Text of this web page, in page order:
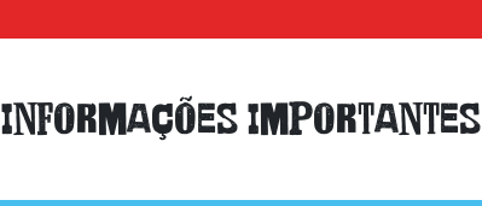
Informações Importantes